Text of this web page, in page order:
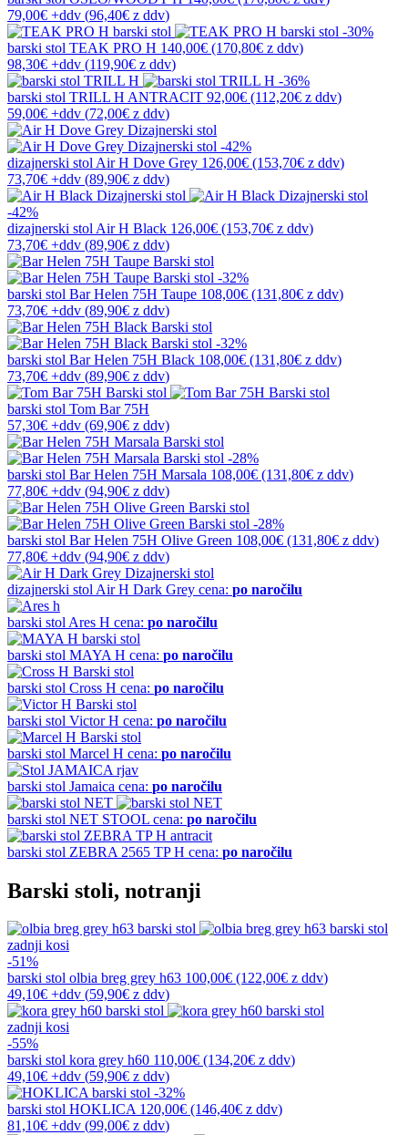
79,00€ +ddv (96,40€ z ddv)
-30%
barski stol TEAK PRO H 140,00€ (170,80€ z ddv)
98,30€ +ddv (119,90€ z ddv)
-36%
barski stol TRILL H ANTRACIT 92,00€ (112,20€ z ddv)
59,00€ +ddv (72,00€ z ddv)
-42%
dizajnerski stol Air H Dove Grey 126,00€ (153,70€ z ddv)
73,70€ +ddv (89,90€ z ddv)
-42%
dizajnerski stol Air H Black 126,00€ (153,70€ z ddv)
73,70€ +ddv (89,90€ z ddv)
-32%
barski stol Bar Helen 75H Taupe 108,00€ (131,80€ z ddv)
73,70€ +ddv (89,90€ z ddv)
-32%
barski stol Bar Helen 75H Black 108,00€ (131,80€ z ddv)
73,70€ +ddv (89,90€ z ddv)
barski stol Tom Bar 75H
57,30€ +ddv (69,90€ z ddv)
-28%
barski stol Bar Helen 75H Marsala 108,00€ (131,80€ z ddv)
77,80€ +ddv (94,90€ z ddv)
-28%
barski stol Bar Helen 75H Olive Green 108,00€ (131,80€ z ddv)
77,80€ +ddv (94,90€ z ddv)
dizajnerski stol Air H Dark Grey cena: po naročilu
barski stol Ares H cena: po naročilu
barski stol MAYA H cena: po naročilu
barski stol Cross H cena: po naročilu
barski stol Victor H cena: po naročilu
barski stol Marcel H cena: po naročilu
barski stol Jamaica cena: po naročilu
barski stol NET STOOL cena: po naročilu
barski stol ZEBRA 2565 TP H cena: po naročilu
Barski stoli, notranji
zadnji kosi
-51%
barski stol olbia breg grey h63 100,00€ (122,00€ z ddv)
49,10€ +ddv (59,90€ z ddv)
zadnji kosi
-55%
barski stol kora grey h60 110,00€ (134,20€ z ddv)
49,10€ +ddv (59,90€ z ddv)
-32%
barski stol HOKLICA 120,00€ (146,40€ z ddv)
81,10€ +ddv (99,00€ z ddv)